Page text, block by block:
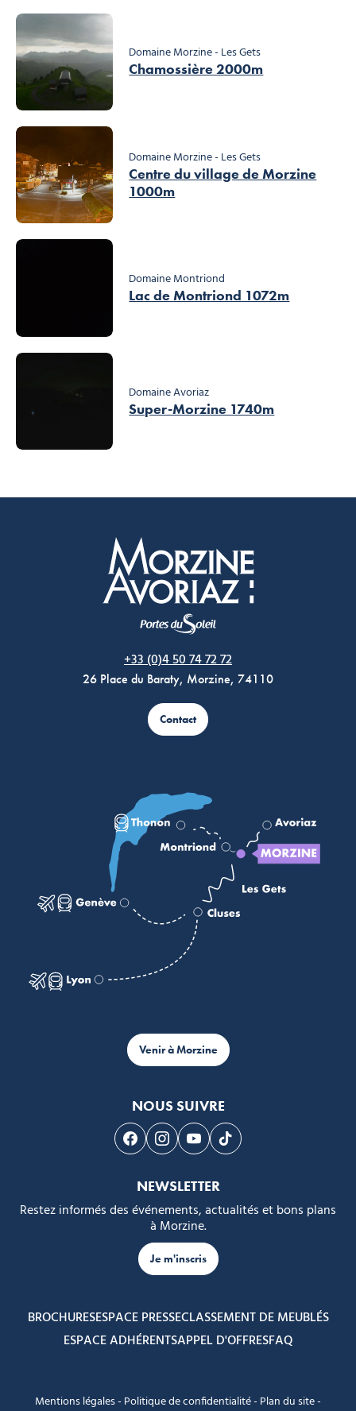
Domaine Morzine - Les Gets
Chamossière 2000m
Domaine Morzine - Les Gets
Centre du village de Morzine
1000m
Domaine Montriond
Lac de Montriond 1072m
Domaine Avoriaz
Super-Morzine 1740m
+33 (0)4 50 74 72 72
26 Place du Baraty, Morzine, 74110
Contact
Venir à Morzine
NOUS SUIVRE
Suivez-nous sur Facebook
Suivez-nous sur Instagram
Suivez-nous sur Youtube
Suivez-nous sur
NEWSLETTER
Restez informés des événements, actualités et bons plans
à Morzine.
Je m'inscris
BROCHURESESPACE PRESSECLASSEMENT DE MEUBLÉS
ESPACE ADHÉRENTSAPPEL D'OFFRESFAQ
Mentions légales- Politique de confidentialité- Plan du site-